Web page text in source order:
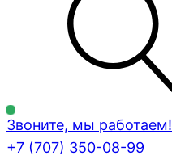
Звоните, мы работаем!
+7 (707) 350-08-99